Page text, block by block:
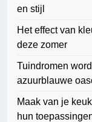
en stijl
Het effect van
deze zomer
Tuindromen
azuurblauwe
Maak van je
hun